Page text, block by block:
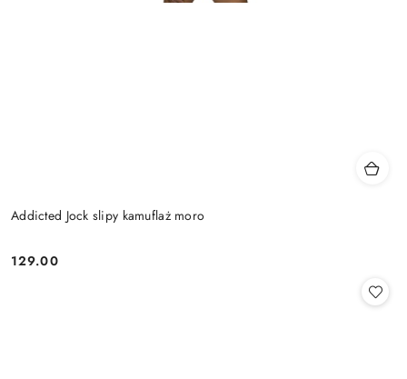
Addicted Jock slipy kamuflaż moro
Cena:
129.00